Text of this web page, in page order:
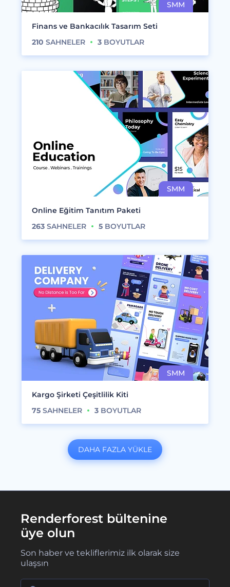
Finans ve Bankacılık Tasarım Seti
210 SAHNELER 3 BOYUTLAR
Online Eğitim Tanıtım Paketi
263 SAHNELER 5 BOYUTLAR
Kargo Şirketi Çeşitlilik Kiti
75 SAHNELER 3 BOYUTLAR
DAHA FAZLA YÜKLE
Renderforest bültenine
üye olun
Son haber ve tekliflerimiz ilk olarak size
ulaşsın